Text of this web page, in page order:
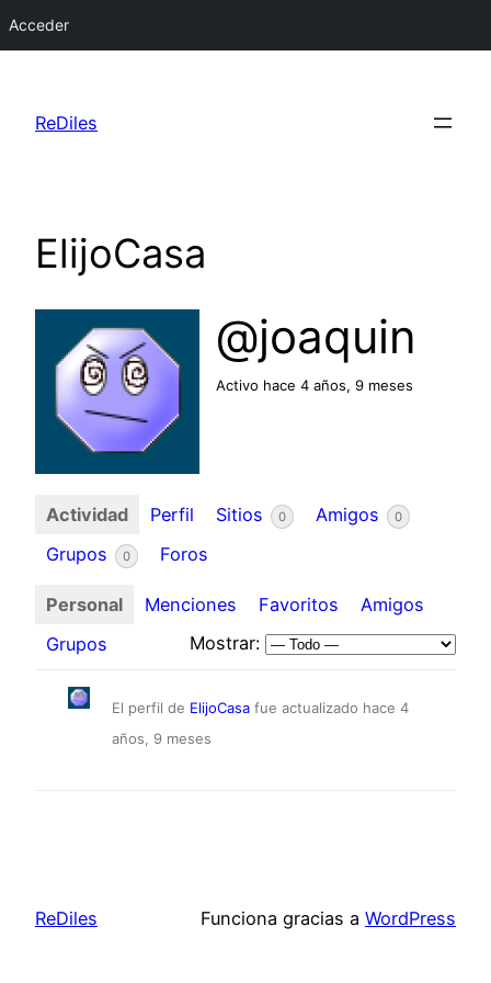
Acceder
contenido
ReDiles
ElijoCasa
@joaquin
Activo hace 4 años, 9 meses
Actividad Perfil Sitios 0 Amigos 0
Grupos 0 Foros
Personal Menciones Favoritos
Amigos
Grupos
Mostrar:
El perfil de ElijoCasa fue actualizado hace 4
años, 9 meses
ReDiles Funciona gracias a WordPress